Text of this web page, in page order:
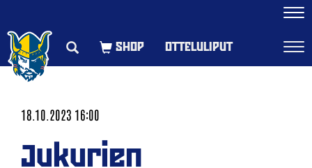
OTTELULIPUT
18.10.2023 16:00
Jukurien